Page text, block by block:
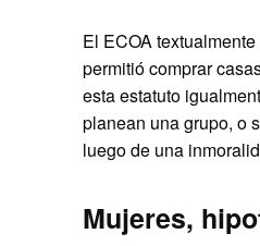
El ECOA
permitió comprar
esta estatuto
planean una grupo, o
luego de una
Mujeres,